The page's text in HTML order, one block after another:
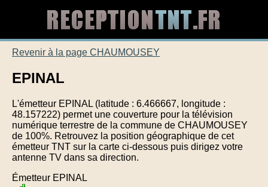
Revenir à la page CHAUMOUSEY
EPINAL
L'émetteur EPINAL (latitude : 6.466667, longitude :
48.157222) permet une couverture pour la télévision
numérique terrestre de la commune de CHAUMOUSEY
de 100%. Retrouvez la position géographique de cet
émetteur TNT sur la carte ci-dessous puis dirigez votre
antenne TV dans sa direction.
Émetteur EPINAL